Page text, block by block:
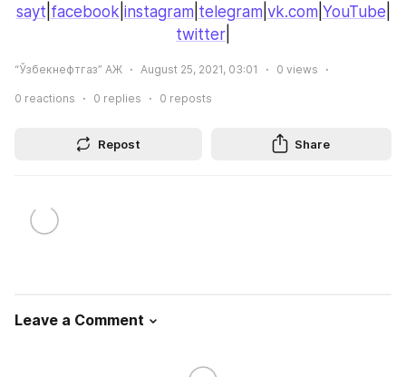
sayt facebook instagram telegram vk.com YouTube
twitter
“Ўзбекнефтгаз” АЖ August 25, 2021, 03:01 0 views
0 reactions 0 replies 0 reposts
Repost Share
Leave a Comment